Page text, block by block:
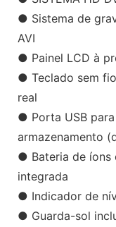
● Sistema de
AVI
● Painel LCD à
● Teclado sem
real
● Porta USB
armazenamento
● Bateria de íons
integrada
● Indicador de
● Guarda-sol